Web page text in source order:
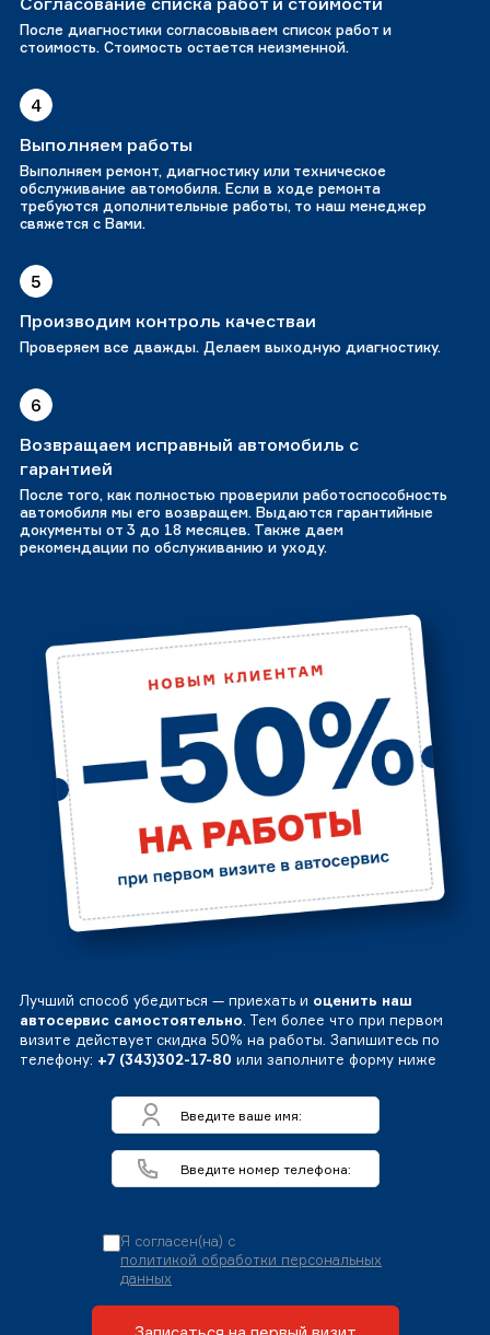
После диагностики согласовываем список работ и
стоимость. Стоимость остается неизменной.
4
Выполняем работы
Выполняем ремонт, диагностику или техническое
обслуживание автомобиля. Если в ходе ремонта
требуются дополнительные работы, то наш менеджер
свяжется с Вами.
5
Производим контроль качестваи
Проверяем все дважды. Делаем выходную диагностику.
6
Возвращаем исправный автомобиль с
гарантией
После того, как полностью проверили работоспособность
автомобиля мы его возвращем. Выдаются гарантийные
документы от 3 до 18 месяцев. Также даем
рекомендации по обслуживанию и уходу.
Лучший способ убедиться — приехать и оценить наш
автосервис самостоятельно. Тем более что при первом
визите действует скидка 50% на работы. Запишитесь по
телефону: +7 (343)302-17-80 или заполните форму ниже
Я согласен(на) с
политикой обработки персональных
данных